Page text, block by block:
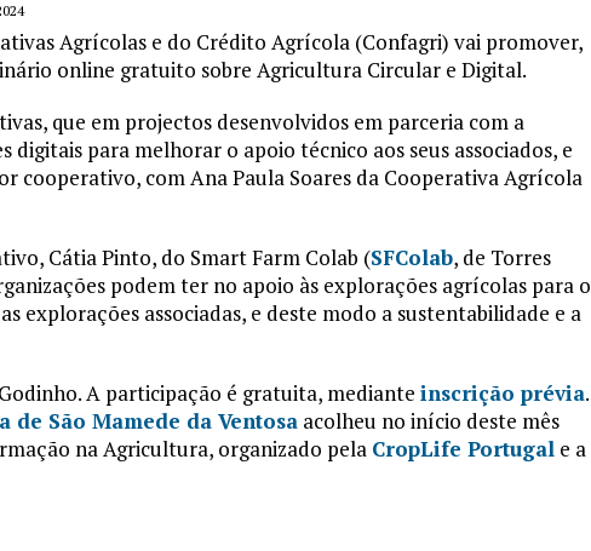
Agrícolas e do Crédito Agrícola (Confagri) vai promover,
online gratuito sobre Agricultura Circular e Digital.
que em projectos desenvolvidos em parceria com a
digitais para melhorar o apoio técnico aos seus associados, e
cooperativo, com Ana Paula Soares da Cooperativa Agrícola
Cátia Pinto, do Smart Farm Colab (SFColab, de Torres
podem ter no apoio às explorações agrícolas para o
explorações associadas, e deste modo a sustentabilidade e a
A participação é gratuita, mediante inscrição prévia.
de São Mamede da Ventosa acolheu no início deste mês
na Agricultura, organizado pela CropLife Portugal e a